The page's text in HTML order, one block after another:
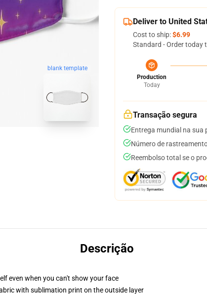
blank template
Deliver to United
Cost to ship:$6.99
Standard - Order today
Production
Today
Transação segura
Entrega mundial na sua
Número de
Reembolso total se o
Descrição
even when you can't show your face
with sublimation print on the outside layer